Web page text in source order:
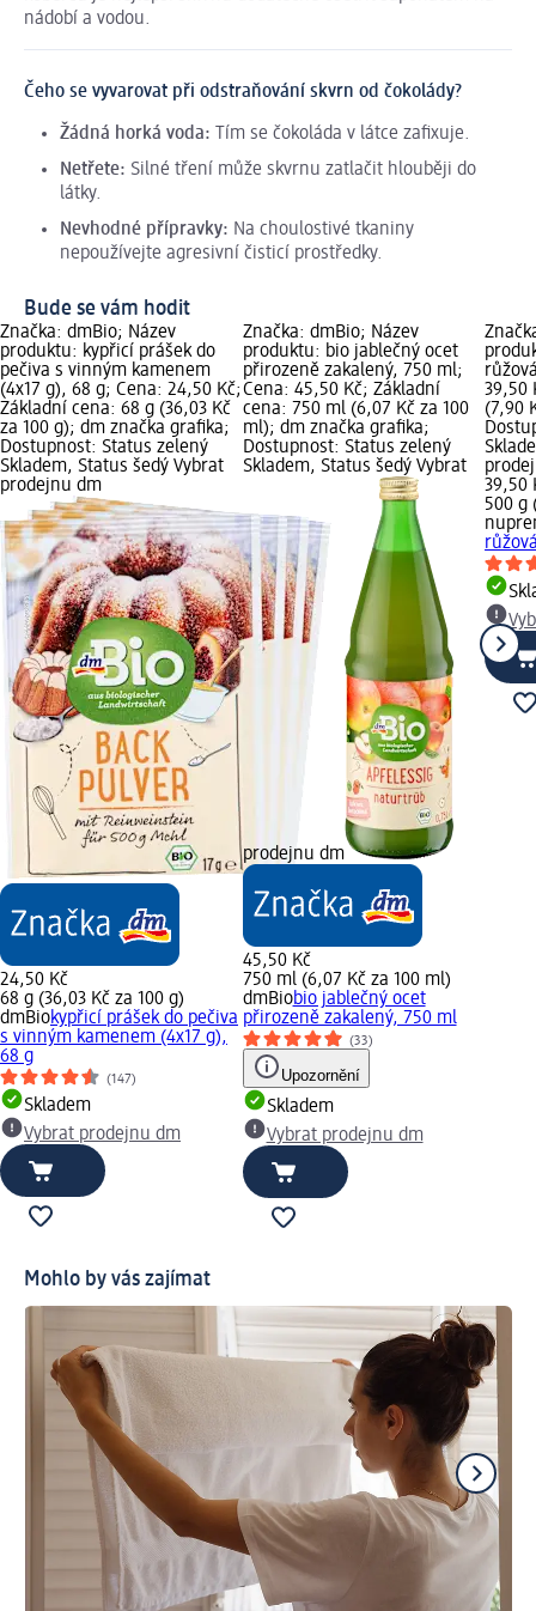
nádobí a vodou.
Čeho se vyvarovat při odstraňování skvrn od čokolády?
Žádná horká voda: Tím se čokoláda v látce zafixuje.
Netřete: Silné tření může skvrnu zatlačit hlouběji do
látky.
Nevhodné přípravky: Na choulostivé tkaniny
nepoužívejte agresivní čisticí prostředky.
Bude se vám hodit
Značka: dmBio; Název
produktu: kypřicí prášek do
pečiva s vinným kamenem
(4x17 g), 68 g; Cena: 24,50 Kč;
Základní cena: 68 g (36,03 Kč
za 100 g); dm značka grafika;
Dostupnost: Status zelený
Skladem, Status šedý Vybrat
prodejnu dm
24,50 Kč
68 g (36,03 Kč za 100 g)
dmBiokypřicí prášek do pečiva
s vinným kamenem (4x17 g),
68 g
(147)
Skladem
Vybrat prodejnu dm
Značka: dmBio; Název
produktu: bio jablečný ocet
přirozeně zakalený, 750 ml;
Cena: 45,50 Kč; Základní
cena: 750 ml (6,07 Kč za 100
ml); dm značka grafika;
Dostupnost: Status zelený
Skladem, Status šedý Vybrat
prodejnu dm
45,50 Kč
750 ml (6,07 Kč za 100 ml)
dmBiobio jablečný ocet
přirozeně zakalený, 750 ml
(33)
Upozornění
Skladem
Vybrat prodejnu dm
39,50
(7,90
39,50
500 g
Mohlo by vás zajímat